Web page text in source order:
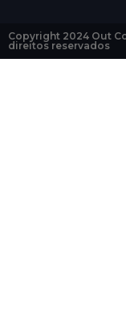
Copyright 2024 Out
direitos reservados